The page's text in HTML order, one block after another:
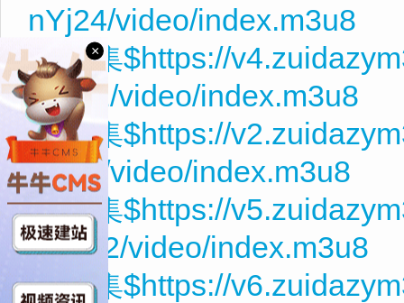
nYj24/video/index.m3u8
第08集$https://
y6k21/video/index.m3u8
第09集$https://
3H21/video/index.m3u8
第10集$https://
dvm22/video/index.m3u8
第11集$https://
×